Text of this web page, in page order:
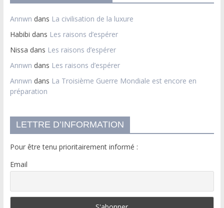
Annwn dans La civilisation de la luxure
Habibi dans Les raisons d’espérer
Nissa dans Les raisons d’espérer
Annwn dans Les raisons d’espérer
Annwn dans La Troisième Guerre Mondiale est encore en
préparation
LETTRE D’INFORMATION
Pour être tenu prioritairement informé :
Email